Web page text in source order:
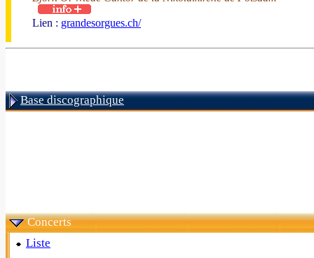
Lien : grandesorgues.ch/
Base discographique
Concerts
Liste